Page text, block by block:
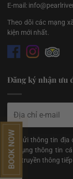
E-mail:
Theo dõi các mạng
kiện mới nhất.
Đăng ký nhận ưu
Khi gửi thông tin địa
sử dụng thông tin
đích truyền thông
BOOK NOW